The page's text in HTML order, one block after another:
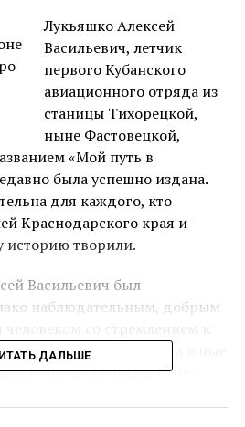
Лукьяшко Алексей
Васильевич, летчик
первого Кубанского
авиационного отряда из
станицы Тихорецкой,
ныне Фастовецкой,
«Мой путь в
была успешно издана.
для каждого, кто
Краснодарского края и
историю творили.
Васильевич был
наблюдательным, добрым
и нового. Еще в свои юные
в Новороссийске, Керчи,
ДАЛЬШЕ